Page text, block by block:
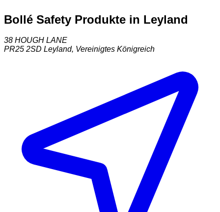
Bollé Safety Produkte in Leyland
38 HOUGH LANE
PR25 2SD Leyland, Vereinigtes Königreich